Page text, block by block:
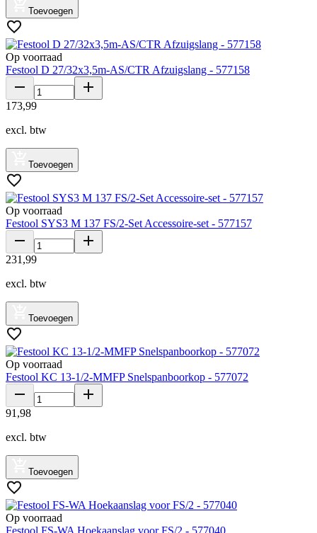
Toevoegen
Op voorraad
Festool D 27/32x3,5m-AS/CTR Afzuigslang - 577158
173,99
excl. btw
Toevoegen
Op voorraad
Festool SYS3 M 137 FS/2-Set Accessoire-set - 577157
231 ,99
excl. btw
Toevoegen
Op voorraad
Festool KC 13-1/2-MMFP Snelspanboorkop - 577072
91 ,98
excl. btw
Toevoegen
Op voorraad
Festool FS-WA Hoekaanslag voor FS/2 - 577040